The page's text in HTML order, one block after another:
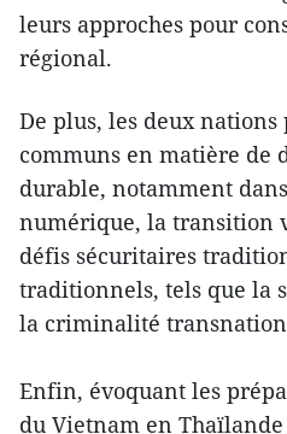
leurs approches pour
régional.
De plus, les deux
communs en matière de
durable, notamment
numérique, la transition
défis sécuritaires
traditionnels, tels que la
la criminalité
Enfin, évoquant les
du Vietnam en